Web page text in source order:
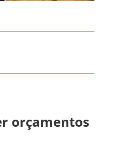
orçamentos